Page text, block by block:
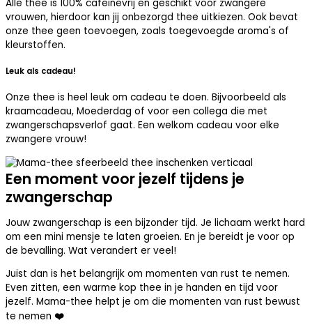
Alle thee is 100% cafeïnevrij en geschikt voor zwangere
vrouwen, hierdoor kan jij onbezorgd thee uitkiezen. Ook bevat
onze thee geen toevoegen, zoals toegevoegde aroma's of
kleurstoffen.
Leuk als cadeau!
Onze thee is heel leuk om cadeau te doen. Bijvoorbeeld als
kraamcadeau, Moederdag of voor een collega die met
zwangerschapsverlof gaat. Een welkom cadeau voor elke
zwangere vrouw!
Een moment voor jezelf tijdens je
zwangerschap
Jouw zwangerschap is een bijzonder tijd. Je lichaam werkt hard
om een mini mensje te laten groeien. En je bereidt je voor op
de bevalling. Wat verandert er veel!
Juist dan is het belangrijk om momenten van rust te nemen.
Even zitten, een warme kop thee in je handen en tijd voor
jezelf. Mama-thee helpt je om die momenten van rust bewust
te nemen ❤️